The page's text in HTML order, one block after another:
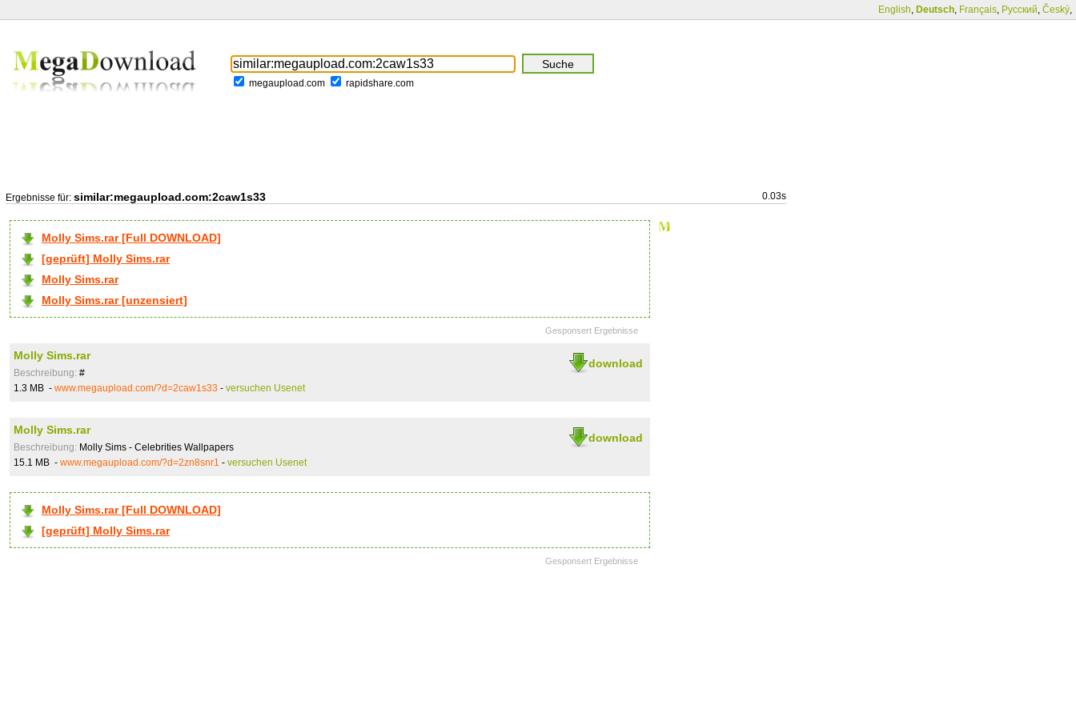
English, Deutsch, Français, Русский, Český,
megaupload.com rapidshare.com
Ergebnisse für: similar:megaupload.com:2caw1s33 0.03s
Molly Sims.rar [Full DOWNLOAD]
[geprüft] Molly Sims.rar
Molly Sims.rar
Molly Sims.rar [unzensiert]
Gesponsert Ergebnisse
download
Molly Sims.rar
Beschreibung: #
1.3 MB - www.megaupload.com/?d=2caw1s33 - versuchen Usenet
download
Molly Sims.rar
Beschreibung: Molly Sims - Celebrities Wallpapers
15.1 MB - www.megaupload.com/?d=2zn8snr1 - versuchen Usenet
Molly Sims.rar [Full DOWNLOAD]
[geprüft] Molly Sims.rar
Gesponsert Ergebnisse